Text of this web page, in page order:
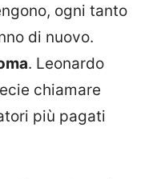
ogni tanto
di nuovo.
. Leonardo
chiamare
più pagati